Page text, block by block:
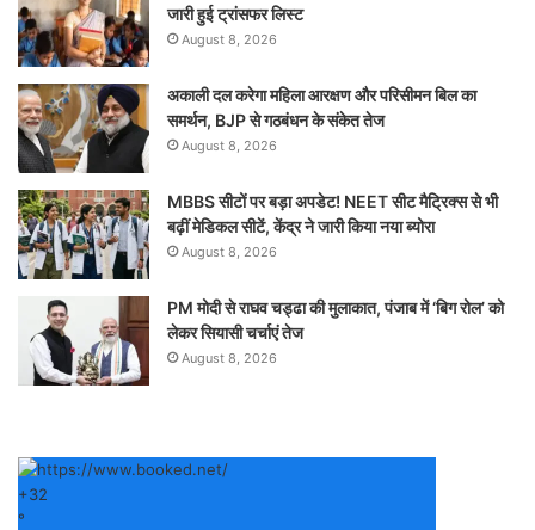
जारी हुई ट्रांसफर लिस्ट
August 8, 2026
अकाली दल करेगा महिला आरक्षण और परिसीमन बिल का
समर्थन, BJP से गठबंधन के संकेत तेज
August 8, 2026
MBBS सीटों पर बड़ा अपडेट! NEET सीट मैट्रिक्स से भी
बढ़ीं मेडिकल सीटें, केंद्र ने जारी किया नया ब्योरा
August 8, 2026
PM मोदी से राघव चड्ढा की मुलाकात, पंजाब में ‘बिग रोल’ को
लेकर सियासी चर्चाएं तेज
August 8, 2026
+32
°